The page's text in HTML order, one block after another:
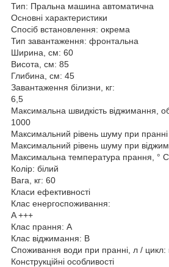
Тип: Пральна машина автоматична
Основні характеристики
Спосіб встановлення: окрема
Тип завантаження: фронтальна
Ширина, см: 60
Висота, см: 85
Глибина, см: 45
Завантаження білизни, кг:
6,5
Максимальна швидкість віджимання,
1000
Максимальний рівень шуму при пранні
Максимальний рівень шуму при
Максимальна температура прання, °
Колір: білий
Вага, кг: 60
Класи ефективності
Клас енергоспоживання:
A +++
Клас прання: A
Клас віджимання: B
Споживання води при пранні, л /
Конструкційні особливості